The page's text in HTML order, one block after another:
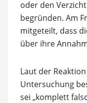
oder den
begründen. Am
mitgeteilt, dass
über ihre
Laut der
Untersuchung
sei „komplett